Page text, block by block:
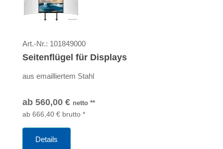
Art.-Nr.: 101849000
Seitenflügel für Displays
aus emailliertem Stahl
ab 560,00 € netto **
ab 666,40 € brutto *
Details